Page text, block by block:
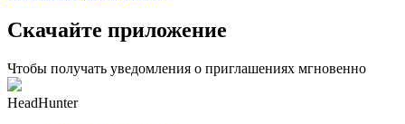
Скачайте приложение
Чтобы получать уведомления о приглашениях мгновенно
HeadHunter